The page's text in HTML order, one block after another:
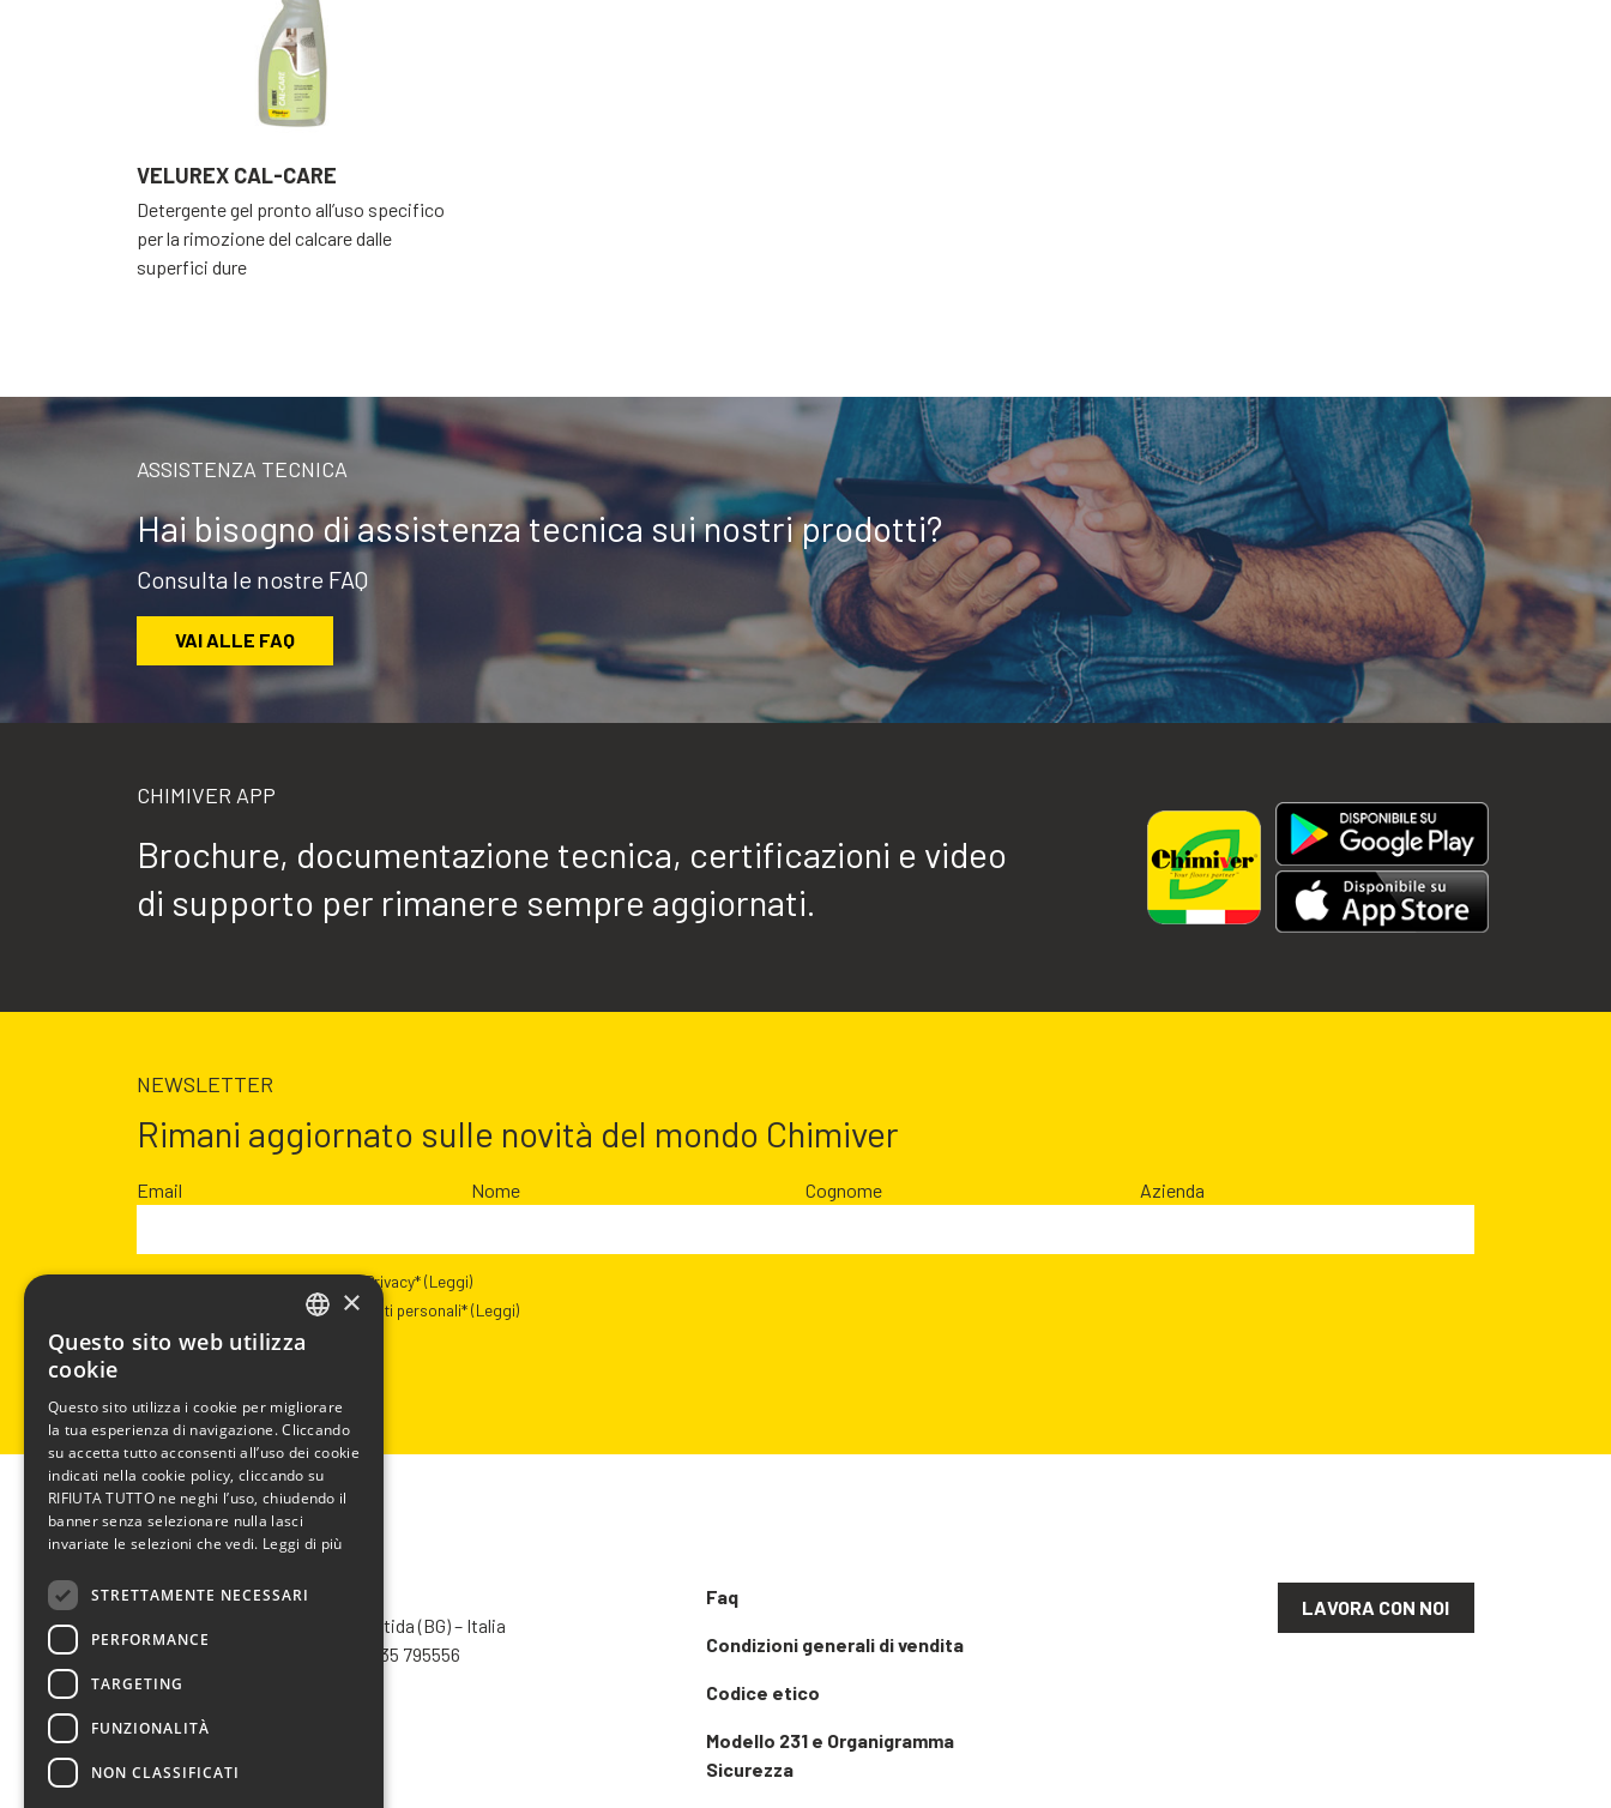
VELUREX CAL-CARE
Detergente gel pronto all’uso specifico
per la rimozione del calcare dalle
superfici dure
ASSISTENZA TECNICA
Hai bisogno di assistenza tecnica sui nostri prodotti?
Consulta le nostre FAQ
VAI ALLE FAQ
CHIMIVER APP
Brochure, documentazione tecnica, certificazioni e video
di supporto per rimanere sempre aggiornati.
NEWSLETTER
Rimani aggiornato sulle novità del mondo Chimiver
Email Nome Cognome Azienda
Presa visione dell’informativa Privacy*(Leggi)
Autorizzazione al trattamento dati personali*(Leggi)
CHIMIVER PANSERI S.p.A.
Via Bergamo, 1401 – 24030 Pontida (BG) – Italia
– Fax +39 035 795556
info@chimiver.com
Faq
Condizioni generali di vendita
Codice etico
Modello 231 e Organigramma
Sicurezza
LAVORA CON NOI
FRENCH
SPANISH
×
Questo sito web utilizza
cookie
Questo sito utilizza i cookie per migliorare
la tua esperienza di navigazione. Cliccando
su accetta tutto acconsenti all’uso dei cookie
indicati nella cookie policy, cliccando su
RIFIUTA TUTTO ne neghi l’uso, chiudendo il
banner senza selezionare nulla lasci
invariate le selezioni che vedi. Leggi di più
STRETTAMENTE NECESSARI
PERFORMANCE
TARGETING
FUNZIONALITÀ
NON CLASSIFICATI